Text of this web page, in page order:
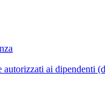
ai dipendenti